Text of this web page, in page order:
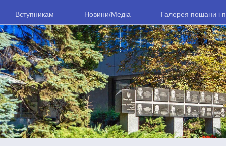
Вступникам Новини/Медіа Галерея пошани і